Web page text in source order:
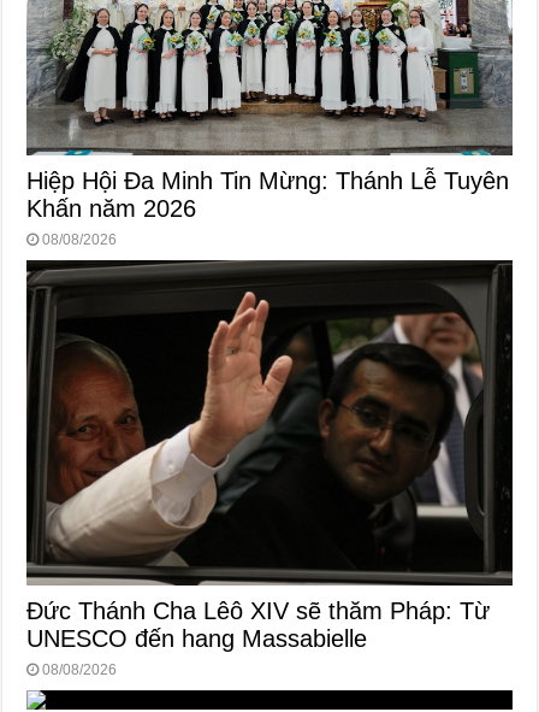
Hiệp Hội Đa Minh Tin Mừng: Thánh Lễ Tuyên
Khấn năm 2026
08/08/2026
Đức Thánh Cha Lêô XIV sẽ thăm Pháp: Từ
UNESCO đến hang Massabielle
08/08/2026